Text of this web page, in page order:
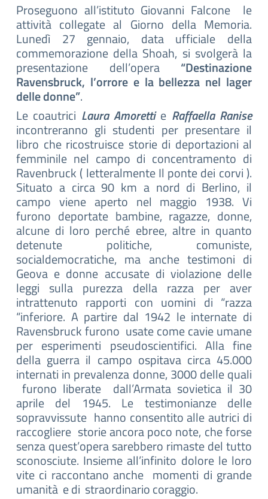
Proseguono all’istituto Giovanni Falcone le
attività collegate al Giorno della Memoria.
Lunedì 27 gennaio, data ufficiale della
commemorazione della Shoah, si svolgerà la
presentazione dell’opera “Destinazione
Ravensbruck, l’orrore e la bellezza nel lager
delle donne”.
Le coautrici Laura Amorettie Raffaella Ranise
incontreranno gli studenti per presentare il
libro che ricostruisce storie di deportazioni al
femminile nel campo di concentramento di
Ravenbruck ( letteralmente Il ponte dei corvi ).
Situato a circa 90 km a nord di Berlino, il
campo viene aperto nel maggio 1938. Vi
furono deportate bambine, ragazze, donne,
alcune di loro perché ebree, altre in quanto
detenute politiche, comuniste,
socialdemocratiche, ma anche testimoni di
Geova e donne accusate di violazione delle
leggi sulla purezza della razza per aver
intrattenuto rapporti con uomini di “razza
“inferiore. A partire dal 1942 le internate di
Ravensbruck furono usate come cavie umane
per esperimenti pseudoscientifici. Alla fine
della guerra il campo ospitava circa 45.000
internati in prevalenza donne, 3000 delle quali
furono liberate dall’Armata sovietica il 30
aprile del 1945. Le testimonianze delle
sopravvissute hanno consentito alle autrici di
raccogliere storie ancora poco note, che forse
senza quest’opera sarebbero rimaste del tutto
sconosciute. Insieme all’infinito dolore le loro
vite ci raccontano anche momenti di grande
umanità e di straordinario coraggio.